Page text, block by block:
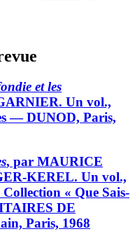
et les
Un vol.,
— DUNOD, Paris,
, par MAURICE
KEREL. Un vol.,
« Que Sais-
DE
Paris, 1968